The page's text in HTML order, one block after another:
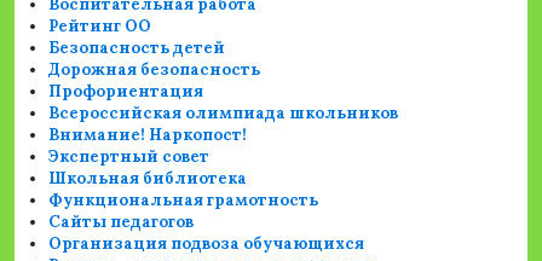
Воспитательная работа
Рейтинг ОО
Безопасность детей
Дорожная безопасность
Профориентация
Всероссийская олимпиада школьников
Внимание! Наркопост!
Экспертный совет
Школьная библиотека
Функциональная грамотность
Сайты педагогов
Организация подвоза обучающихся